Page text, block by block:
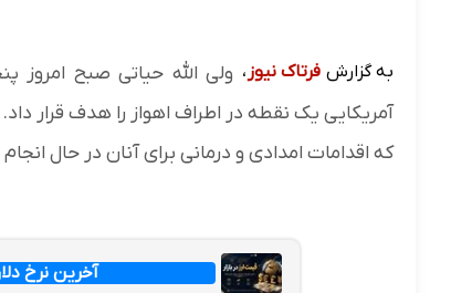
به گزارش فرتاک نیوز ، ولی الله حیاتی صبح امروز
آمریکایی یک نقطه در اطراف اهواز را هدف قرار
که اقدامات امدادی و درمانی برای آنان در حال
آخرین نرخ